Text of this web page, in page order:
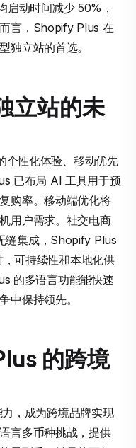
启动时间减少 50%，
言，Shopify Plus 在
独立站的首选。
立站的未
个性化体验、移动优先
已布局 AI 工具用于预
购率。移动端优化将
用户需求。社交电商
缝集成，Shopify Plus
可持续性和本地化供
的多语言功能能快速
中保持领先。
的跨境
，成为跨境品牌实现
言多币种挑战，提供